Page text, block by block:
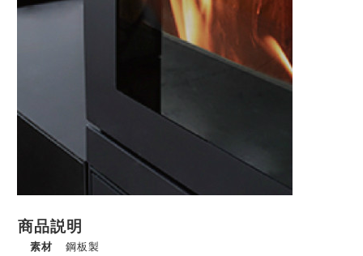
商品説明
素材
鋼板製